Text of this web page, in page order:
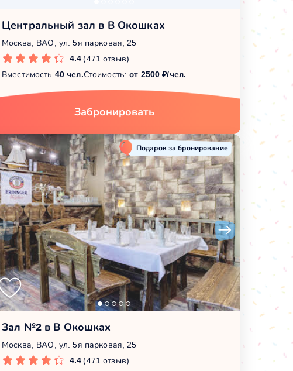
Центральный зал в В Окошках
Москва, ВАО, ул. 5я парковая, 25
4.4 (471 отзыв)
Вместимость 40 чел.Стоимость:от 2500 ₽/чел.
Забронировать
Подарок за бронирование
Зал №2 в В Окошках
Москва, ВАО, ул. 5я парковая, 25
4.4 (471 отзыв)